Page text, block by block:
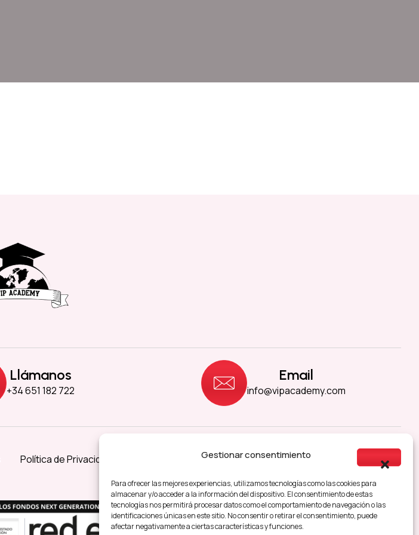
Gestionar consentimiento
Para ofrecer las mejores experiencias, utilizamos tecnologías como las cookies para
almacenar y/o acceder a la información del dispositivo. El consentimiento de estas
tecnologías nos permitirá procesar datos como el comportamiento de navegación o las
identificaciones únicas en este sitio. No consentir o retirar el consentimiento, puede
afectar negativamente a ciertas características y funciones.
Llámanos
+34 651 182 722
Email
info@vipacademy.com
Política de Privacidad